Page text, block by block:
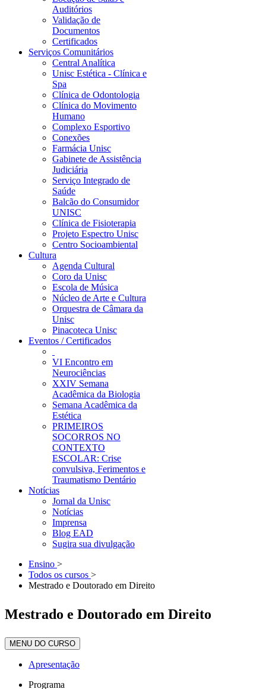
Auditórios
Validação de
Documentos
Certificados
Serviços Comunitários
Central Analítica
Unisc Estética - Clínica e
Spa
Clínica de Odontologia
Clínica do Movimento
Humano
Complexo Esportivo
Conexões
Farmácia Unisc
Gabinete de Assistência
Judiciária
Serviço Integrado de
Saúde
Balcão do Consumidor
UNISC
Clínica de Fisioterapia
Projeto Espectro Unisc
Centro Socioambiental
Cultura
Agenda Cultural
Coro da Unisc
Escola de Música
Núcleo de Arte e Cultura
Orquestra de Câmara da
Unisc
Pinacoteca Unisc
Eventos / Certificados
VI Encontro em
Neurociências
XXIV Semana
Acadêmica da Biologia
Semana Acadêmica da
Estética
PRIMEIROS
SOCORROS NO
CONTEXTO
ESCOLAR: Crise
convulsiva, Ferimentos e
Traumatismo Dentário
Notícias
Jornal da Unisc
Notícias
Imprensa
Blog EAD
Sugira sua divulgação
Ensino >
Todos os cursos >
Mestrado e Doutorado em Direito
Mestrado e Doutorado em Direito
MENU DO CURSO
Apresentação
Programa